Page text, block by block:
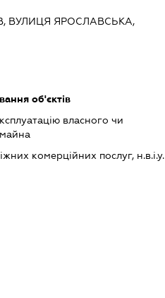
ВУЛИЦЯ ЯРОСЛАВСЬКА,
об'єктів
власного чи
комерційних послуг, н.в.і.у.